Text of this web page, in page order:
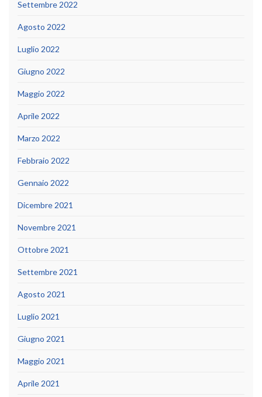
Settembre 2022
Agosto 2022
Luglio 2022
Giugno 2022
Maggio 2022
Aprile 2022
Marzo 2022
Febbraio 2022
Gennaio 2022
Dicembre 2021
Novembre 2021
Ottobre 2021
Settembre 2021
Agosto 2021
Luglio 2021
Giugno 2021
Maggio 2021
Aprile 2021